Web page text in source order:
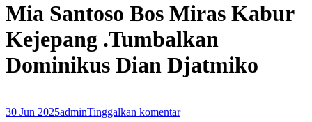
Mia Santoso Bos Miras Kabur
Kejepang .Tumbalkan
Dominikus Dian Djatmiko
30 Jun 2025adminTinggalkan komentar